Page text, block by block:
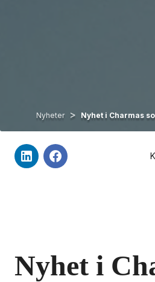
Nyheter > Nyhet i Charmas
Nyhet i